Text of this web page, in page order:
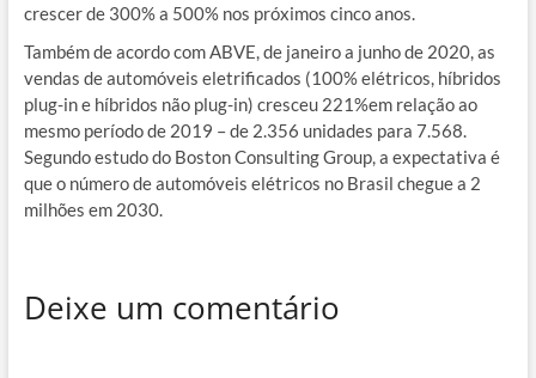
crescer de 300% a 500% nos próximos cinco anos.
Também de acordo com ABVE, de janeiro a junho de 2020, as
vendas de automóveis eletrificados (100% elétricos, híbridos
plug-in e híbridos não plug-in) cresceu 221%em relação ao
mesmo período de 2019 – de 2.356 unidades para 7.568.
Segundo estudo do Boston Consulting Group, a expectativa é
que o número de automóveis elétricos no Brasil chegue a 2
milhões em 2030.
Deixe um comentário